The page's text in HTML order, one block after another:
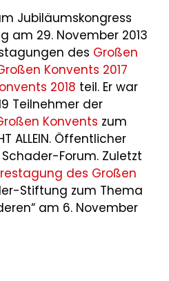
Jubiläumskongress
am 29. November 2013
des Großen
Konvents 2017
2018 teil. Er war
Teilnehmer der
Konvents zum
ALLEIN. Öffentlicher
Forum. Zuletzt
des Großen
Stiftung zum Thema
am 6. November